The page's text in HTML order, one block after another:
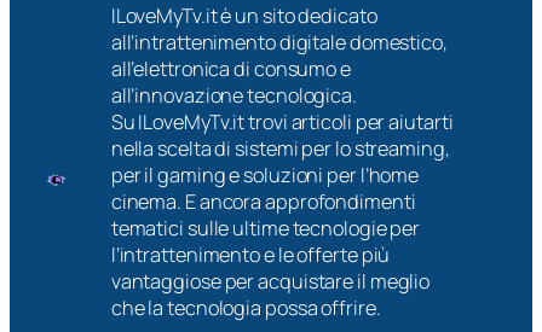
ILoveMyTv.it è un sito dedicato
all’intrattenimento digitale domestico,
all’elettronica di consumo e
all’innovazione tecnologica.
Su ILoveMyTv.it trovi articoli per aiutarti
nella scelta di sistemi per lo streaming,
per il gaming e soluzioni per l’home
cinema. E ancora approfondimenti
tematici sulle ultime tecnologie per
l’intrattenimento e le offerte più
vantaggiose per acquistare il meglio
che la tecnologia possa offrire.